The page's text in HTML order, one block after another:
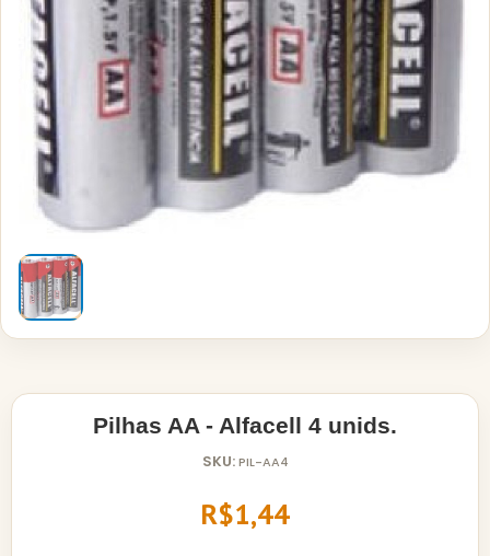
Pilhas AA - Alfacell 4 unids.
SKU:PIL-AA4
R$1,44